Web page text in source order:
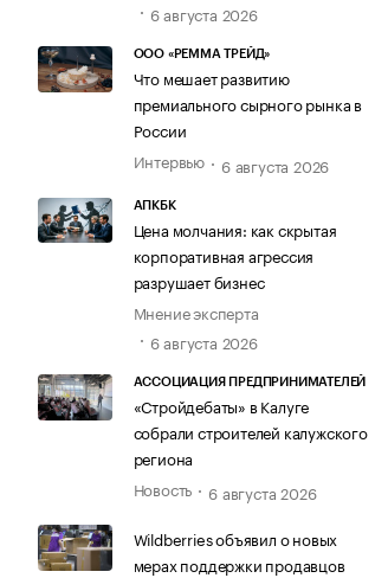
6 августа 2026
ООО «РЕММА ТРЕЙД»
Что мешает развитию
премиального сырного рынка в
России
Интервью
6 августа 2026
АПКБК
Цена молчания: как скрытая
корпоративная агрессия
разрушает бизнес
Мнение эксперта
6 августа 2026
АССОЦИАЦИЯ ПРЕДПРИНИМАТЕЛЕЙ
«Стройдебаты» в Калуге
собрали строителей калужского
региона
Новость
6 августа 2026
Wildberries объявил о новых
мерах поддержки продавцов